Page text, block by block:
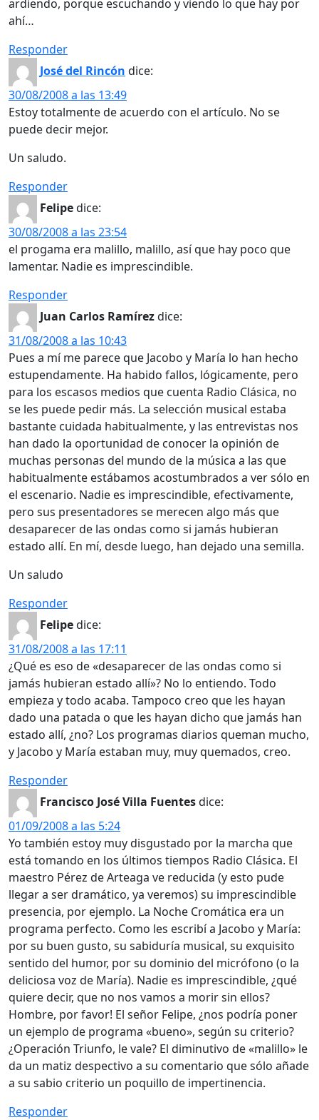
ardiendo, porque escuchando y viendo lo que hay por
ahí…
Responder
José del Rincón dice:
30/08/2008 a las 13:49
Estoy totalmente de acuerdo con el artículo. No se
puede decir mejor.
Un saludo.
Responder
Felipedice:
30/08/2008 a las 23:54
el progama era malillo, malillo, así que hay poco que
lamentar. Nadie es imprescindible.
Responder
Juan Carlos Ramírezdice:
31/08/2008 a las 10:43
Pues a mí me parece que Jacobo y María lo han hecho
estupendamente. Ha habido fallos, lógicamente, pero
para los escasos medios que cuenta Radio Clásica, no
se les puede pedir más. La selección musical estaba
bastante cuidada habitualmente, y las entrevistas nos
han dado la oportunidad de conocer la opinión de
muchas personas del mundo de la música a las que
habitualmente estábamos acostumbrados a ver sólo en
el escenario. Nadie es imprescindible, efectivamente,
pero sus presentadores se merecen algo más que
desaparecer de las ondas como si jamás hubieran
estado allí. En mí, desde luego, han dejado una semilla.
Un saludo
Responder
Felipedice:
31/08/2008 a las 17:11
¿Qué es eso de «desaparecer de las ondas como si
jamás hubieran estado allí»? No lo entiendo. Todo
empieza y todo acaba. Tampoco creo que les hayan
dado una patada o que les hayan dicho que jamás han
estado allí, ¿no? Los programas diarios queman mucho,
y Jacobo y María estaban muy, muy quemados, creo.
Responder
Francisco José Villa Fuentesdice:
01/09/2008 a las 5:24
Yo también estoy muy disgustado por la marcha que
está tomando en los últimos tiempos Radio Clásica. El
maestro Pérez de Arteaga ve reducida (y esto pude
llegar a ser dramático, ya veremos) su imprescindible
presencia, por ejemplo. La Noche Cromática era un
programa perfecto. Como les escribí a Jacobo y María:
por su buen gusto, su sabiduría musical, su exquisito
sentido del humor, por su dominio del micrófono (o la
deliciosa voz de María). Nadie es imprescindible, ¿qué
quiere decir, que no nos vamos a morir sin ellos?
Hombre, por favor! El señor Felipe, ¿nos podría poner
un ejemplo de programa «bueno», según su criterio?
¿Operación Triunfo, le vale? El diminutivo de «malillo» le
da un matiz despectivo a su comentario que sólo añade
a su sabio criterio un poquillo de impertinencia.
Responder